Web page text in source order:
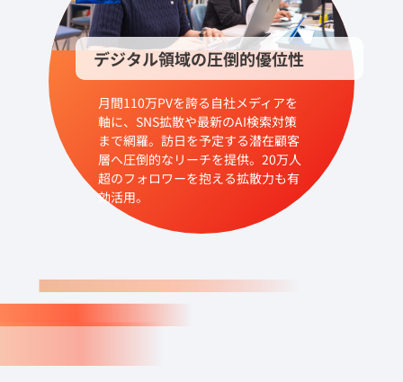
デジタル領域の圧倒的優位性
月間110万PVを誇る自社メディアを
軸に、SNS拡散や最新のAI検索対策
まで網羅。訪日を予定する潜在顧客
層へ圧倒的なリーチを提供。20万人
超のフォロワーを抱える拡散力も有
効活用。